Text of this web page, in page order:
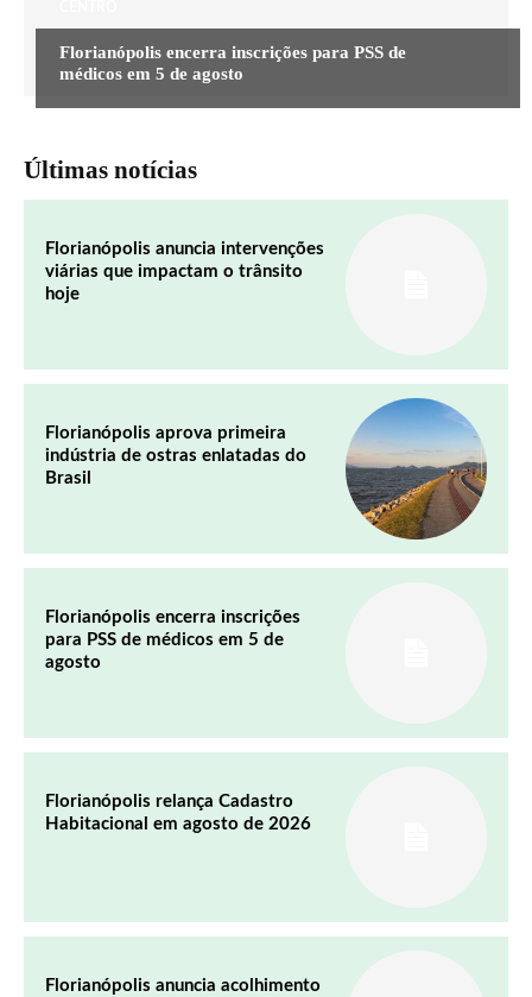
Florianópolis encerra inscrições para PSS de
médicos em 5 de agosto
Últimas notícias
Florianópolis anuncia intervenções
viárias que impactam o trânsito
hoje
Florianópolis aprova primeira
indústria de ostras enlatadas do
Brasil
Florianópolis encerra inscrições
para PSS de médicos em 5 de
agosto
Florianópolis relança Cadastro
Habitacional em agosto de 2026
Florianópolis anuncia acolhimento